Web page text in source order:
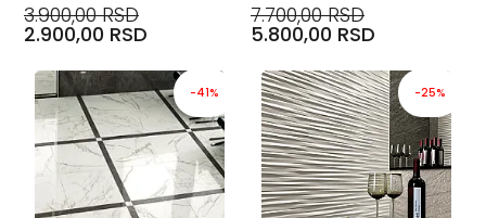
3.900,00 RSD
2.900,00 RSD
7.700,00 RSD
5.800,00 RSD
-41% -25%